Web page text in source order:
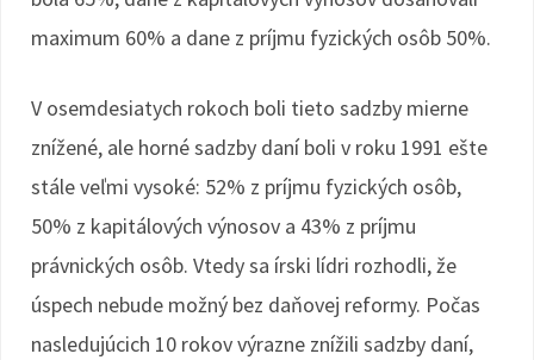
maximum 60% a dane z príjmu fyzických osôb 50%.
V osemdesiatych rokoch boli tieto sadzby mierne
znížené, ale horné sadzby daní boli v roku 1991 ešte
stále veľmi vysoké: 52% z príjmu fyzických osôb,
50% z kapitálových výnosov a 43% z príjmu
právnických osôb. Vtedy sa írski lídri rozhodli, že
úspech nebude možný bez daňovej reformy. Počas
nasledujúcich 10 rokov výrazne znížili sadzby daní,